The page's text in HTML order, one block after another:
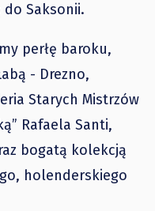
do Saksonii.
perłę baroku,
- Drezno,
Starych Mistrzów
Rafaela Santi,
bogatą kolekcją
holenderskiego